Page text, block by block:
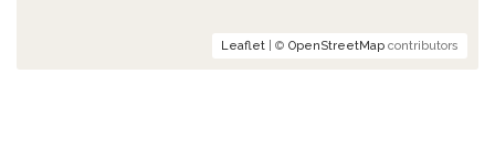
Leaflet | © OpenStreetMap contributors